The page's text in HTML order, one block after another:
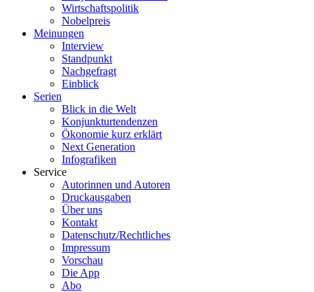
Wirtschaftspolitik
Nobelpreis
Meinungen
Interview
Standpunkt
Nachgefragt
Einblick
Serien
Blick in die Welt
Konjunkturtendenzen
Ökonomie kurz erklärt
Next Generation
Infografiken
Service
Autorinnen und Autoren
Druckausgaben
Über uns
Kontakt
Datenschutz/Rechtliches
Impressum
Vorschau
Die App
Abo